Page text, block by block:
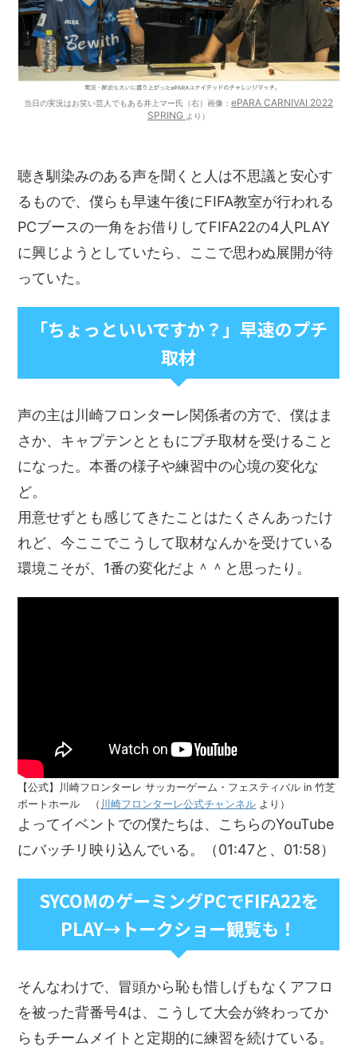
当日の実況はお笑い芸人でもある井上マー氏（右）画像： ePARA CARNIVAI 2022
SPRING より）
聴き馴染みのある声を聞くと人は不思議と安心す
るもので、僕らも早速午後にFIFA教室が行われる
PCブースの一角をお借りしてFIFA22の4人PLAY
に興じようとしていたら、ここで思わぬ展開が待
っていた。
「ちょっといいですか？」早速のプチ
取材
声の主は川崎フロンターレ関係者の方で、僕はま
さか、キャプテンとともにプチ取材を受けること
になった。本番の様子や練習中の心境の変化な
ど。
用意せずとも感じてきたことはたくさんあったけ
れど、今ここでこうして取材なんかを受けている
環境こそが、1番の変化だよ＾＾と思ったり。
【公式】川崎フロンターレ サッカーゲーム・フェスティバル in 竹芝
ポートホール （ 川崎フロンターレ公式チャンネル より）
よってイベントでの僕たちは、こちらのYouTube
にバッチリ映り込んでいる。（01:47と、01:58）
SYCOMのゲーミングPCでFIFA22を
PLAY→トークショー観覧も！
そんなわけで、冒頭から恥も惜しげもなくアフロ
を被った背番号4は、こうして大会が終わってか
らもチームメイトと定期的に練習を続けている。